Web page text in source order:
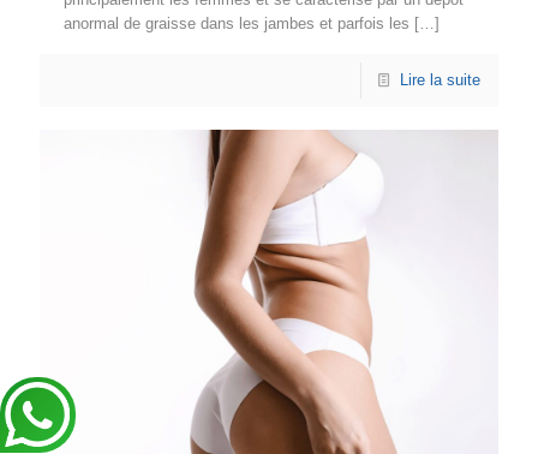
anormal de graisse dans les jambes et parfois les […]
Lire la suite